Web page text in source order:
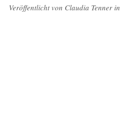
Veröffentlicht von Claudia Tennerin